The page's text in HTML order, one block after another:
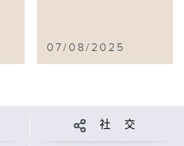
07/08/2025
社 交